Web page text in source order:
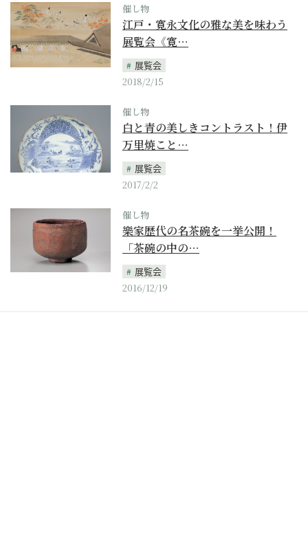
催し物
江戸・寛永文化の雅な美を味わう
展覧会《寛…
展覧会
2018/2/15
催し物
白と青の美しきコントラスト！伊
万里焼こと…
展覧会
2017/2/2
催し物
樂家歴代の名茶碗を一挙公開！
「茶碗の中の…
展覧会
2016/12/19